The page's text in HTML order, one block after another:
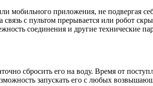
мобильного приложения, не подвергая
связь с пультом прерывается или робот
соединения и другие технические
сбросить его на воду. Время от
запускать его с любых